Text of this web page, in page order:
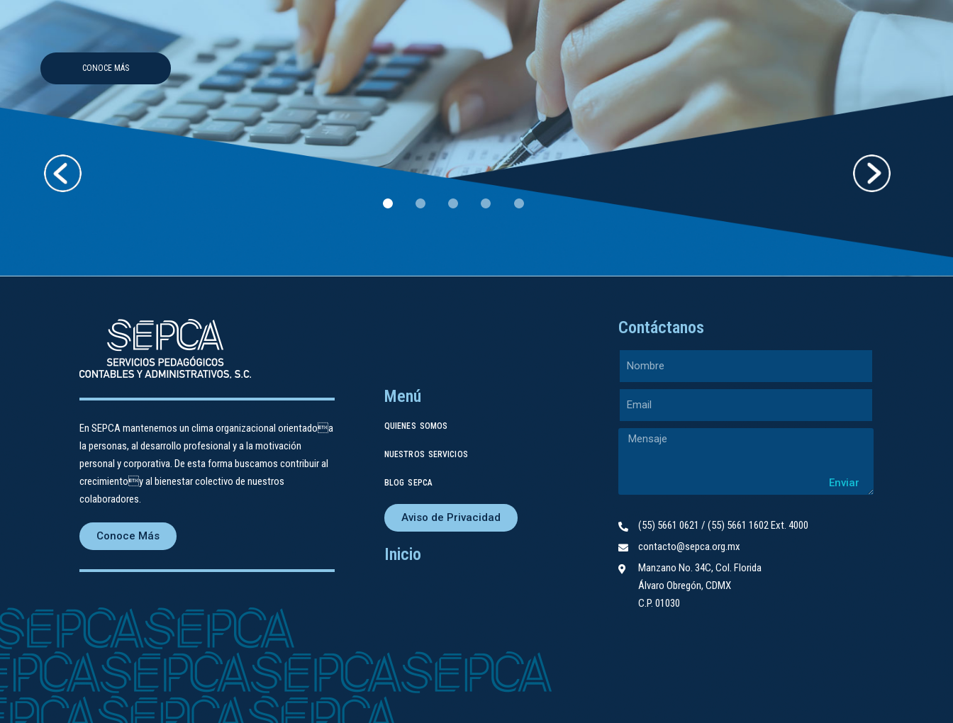
CONOCE MÁS
En SEPCA mantenemos un clima organizacional orientadoa
la personas, al desarrollo profesional y a la motivación
personal y corporativa. De esta forma buscamos contribuir al
crecimientoy al bienestar colectivo de nuestros
colaboradores.
Conoce Más
Menú
QUIENES SOMOS
NUESTROS SERVICIOS
BLOG SEPCA
Aviso de Privacidad
Inicio
Contáctanos
Enviar
(55) 5661 0621 / (55) 5661 1602 Ext. 4000
contacto@sepca.org.mx
Manzano No. 34C, Col. Florida
Álvaro Obregón, CDMX
C.P. 01030